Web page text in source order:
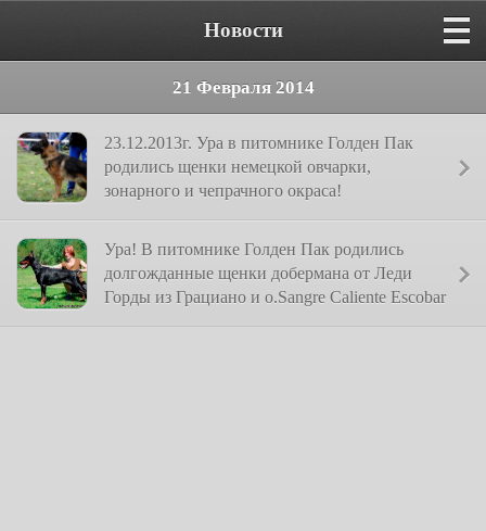
Новости
21 Февраля 2014
23.12.2013г. Ура в питомнике Голден Пак
родились щенки немецкой овчарки,
зонарного и чепрачного окраса!
Ура! В питомнике Голден Пак родились
долгожданные щенки добермана от Леди
Горды из Грациано и о.Sangre Caliente Escobar